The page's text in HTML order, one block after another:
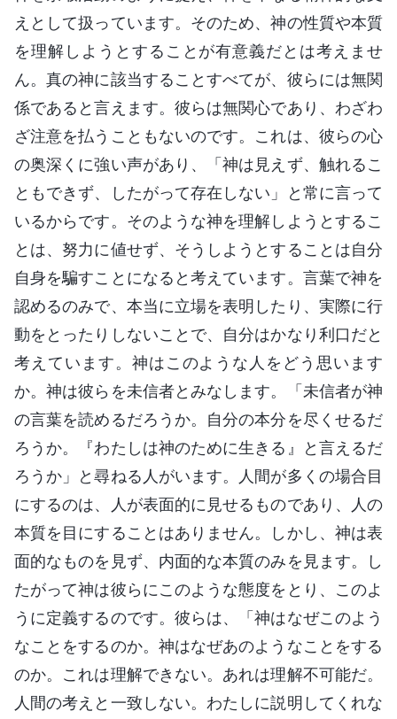
えとして扱っています。そのため、神の性質や本質
を理解しようとすることが有意義だとは考えませ
ん。真の神に該当することすべてが、彼らには無関
係であると言えます。彼らは無関心であり、わざわ
ざ注意を払うこともないのです。これは、彼らの心
の奥深くに強い声があり、「神は見えず、触れるこ
ともできず、したがって存在しない」と常に言って
いるからです。そのような神を理解しようとするこ
とは、努力に値せず、そうしようとすることは自分
自身を騙すことになると考えています。言葉で神を
認めるのみで、本当に立場を表明したり、実際に行
動をとったりしないことで、自分はかなり利口だと
考えています。神はこのような人をどう思います
か。神は彼らを未信者とみなします。「未信者が神
の言葉を読めるだろうか。自分の本分を尽くせるだ
ろうか。『わたしは神のために生きる』と言えるだ
ろうか」と尋ねる人がいます。人間が多くの場合目
にするのは、人が表面的に見せるものであり、人の
本質を目にすることはありません。しかし、神は表
面的なものを見ず、内面的な本質のみを見ます。し
たがって神は彼らにこのような態度をとり、このよ
うに定義するのです。彼らは、「神はなぜこのよう
なことをするのか。神はなぜあのようなことをする
のか。これは理解できない。あれは理解不可能だ。
人間の考えと一致しない。わたしに説明してくれな